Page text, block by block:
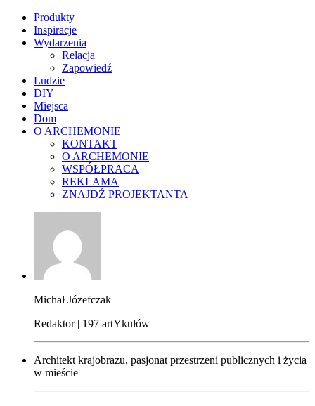
Produkty
Inspiracje
Wydarzenia
Relacja
Zapowiedź
Ludzie
DIY
Miejsca
Dom
O ARCHEMONIE
KONTAKT
O ARCHEMONIE
WSPÓŁPRACA
REKLAMA
ZNAJDŹ PROJEKTANTA
Michał Józefczak
Redaktor | 197 artYkułów
Architekt krajobrazu, pasjonat przestrzeni publicznych i życia
w mieście